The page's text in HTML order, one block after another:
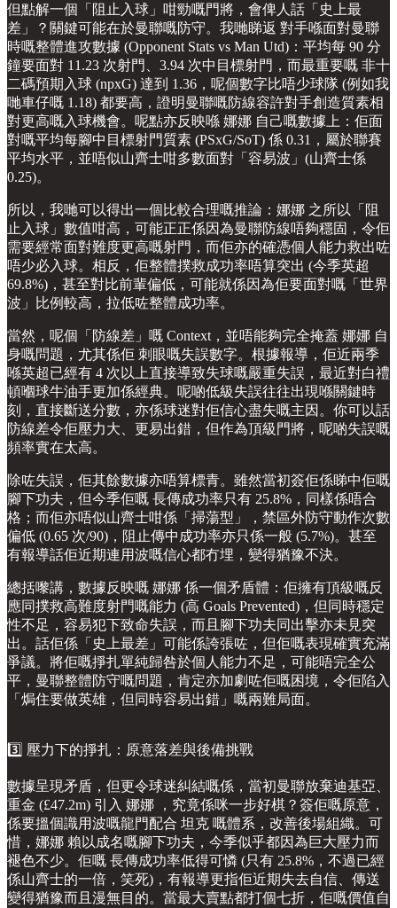
但點解一個「阻止入球」咁勁嘅門將，會俾人話「史上最
差」？關鍵可能在於曼聯嘅防守。我哋睇返 對手喺面對曼聯
時嘅整體進攻數據 (Opponent Stats vs Man Utd)：平均每 90 分
鐘要面對 11.23 次射門、3.94 次中目標射門，而最重要嘅 非十
二碼預期入球 (npxG) 達到 1.36，呢個數字比唔少球隊 (例如我
哋車仔嘅 1.18) 都要高，證明曼聯嘅防線容許對手創造質素相
對更高嘅入球機會。呢點亦反映喺 娜娜 自己嘅數據上：佢面
對嘅平均每腳中目標射門質素 (PSxG/SoT) 係 0.31，屬於聯賽
平均水平，並唔似山齊士咁多數面對「容易波」(山齊士係
0.25)。
所以，我哋可以得出一個比較合理嘅推論：娜娜 之所以「阻
止入球」數值咁高，可能正正係因為曼聯防線唔夠穩固，令佢
需要經常面對難度更高嘅射門，而佢亦的確憑個人能力救出咗
唔少必入球。相反，佢整體撲救成功率唔算突出 (今季英超
69.8%)，甚至對比前輩偏低，可能就係因為佢要面對嘅「世界
波」比例較高，拉低咗整體成功率。
當然，呢個「防線差」嘅 Context，並唔能夠完全掩蓋 娜娜 自
身嘅問題，尤其係佢 刺眼嘅失誤數字。根據報導，佢近兩季
喺英超已經有 4 次以上直接導致失球嘅嚴重失誤，最近對白禮
頓嗰球牛油手更加係經典。呢啲低級失誤往往出現喺關鍵時
刻，直接斷送分數，亦係球迷對佢信心盡失嘅主因。你可以話
防線差令佢壓力大、更易出錯，但作為頂級門將，呢啲失誤嘅
頻率實在太高。
除咗失誤，佢其餘數據亦唔算標青。雖然當初簽佢係睇中佢嘅
腳下功夫，但今季佢嘅 長傳成功率只有 25.8%，同樣係唔合
格；而佢亦唔似山齊士咁係「掃蕩型」，禁區外防守動作次數
偏低 (0.65 次/90)，阻止傳中成功率亦只係一般 (5.7%)。甚至
有報導話佢近期連用波嘅信心都冇埋，變得猶豫不決。
總括嚟講，數據反映嘅 娜娜 係一個矛盾體：佢擁有頂級嘅反
應同撲救高難度射門嘅能力 (高 Goals Prevented)，但同時穩定
性不足，容易犯下致命失誤，而且腳下功夫同出擊亦未見突
出。話佢係「史上最差」可能係誇張咗，但佢嘅表現確實充滿
爭議。將佢嘅掙扎單純歸咎於個人能力不足，可能唔完全公
平，曼聯整體防守嘅問題，肯定亦加劇咗佢嘅困境，令佢陷入
「焗住要做英雄，但同時容易出錯」嘅兩難局面。
3️⃣ 壓力下的掙扎：原意落差與後備挑戰
數據呈現矛盾，但更令球迷糾結嘅係，當初曼聯放棄迪基亞、
重金 (£47.2m) 引入 娜娜 ，究竟係咪一步好棋？簽佢嘅原意，
係要搵個識用波嘅龍門配合 坦克 嘅體系，改善後場組織。可
惜，娜娜 賴以成名嘅腳下功夫，今季似乎都因為巨大壓力而
褪色不少。佢嘅 長傳成功率低得可憐 (只有 25.8%，不過已經
係山齊士的一倍，笑死)，有報導更指佢近期失去自信、傳送
變得猶豫而且漫無目的。當最大賣點都打個七折，佢嘅價值自